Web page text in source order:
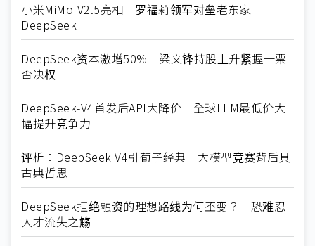
小米MiMo-V2.5亮相 罗福莉领军对垒老东家
DeepSeek
DeepSeek资本激增50% 梁文锋持股上升紧握一票
否决权
DeepSeek-V4首发后API大降价 全球LLM最低价大
幅提升竞争力
评析：DeepSeek V4引荀子经典 大模型竞赛背后具
古典哲思
DeepSeek拒绝融资的理想路线为何丕变？ 恐难忍
人才流失之觞